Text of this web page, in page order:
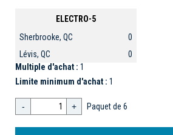
ELECTRO-5
Sherbrooke, QC
0
Lévis, QC
0
Multiple d'achat : 1
Limite minimum d'achat : 1
- + Paquet de 6